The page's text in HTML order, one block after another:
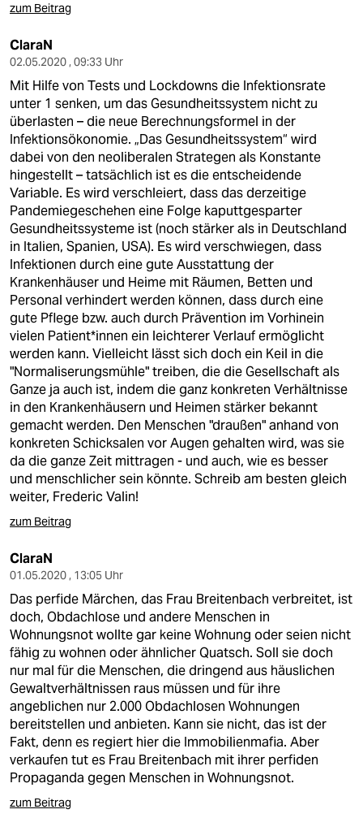
zum Beitrag
ClaraN
02.05.2020 , 09:33 Uhr
Mit Hilfe von Tests und Lockdowns die Infektionsrate
unter 1 senken, um das Gesundheitssystem nicht zu
überlasten – die neue Berechnungsformel in der
Infektionsökonomie. „Das Gesundheitssystem“ wird
dabei von den neoliberalen Strategen als Konstante
hingestellt – tatsächlich ist es die entscheidende
Variable. Es wird verschleiert, dass das derzeitige
Pandemiegeschehen eine Folge kaputtgesparter
Gesundheitssysteme ist (noch stärker als in Deutschland
in Italien, Spanien, USA). Es wird verschwiegen, dass
Infektionen durch eine gute Ausstattung der
Krankenhäuser und Heime mit Räumen, Betten und
Personal verhindert werden können, dass durch eine
gute Pflege bzw. auch durch Prävention im Vorhinein
vielen Patient*innen ein leichterer Verlauf ermöglicht
werden kann. Vielleicht lässt sich doch ein Keil in die
"Normaliserungsmühle" treiben, die die Gesellschaft als
Ganze ja auch ist, indem die ganz konkreten Verhältnisse
in den Krankenhäusern und Heimen stärker bekannt
gemacht werden. Den Menschen "draußen" anhand von
konkreten Schicksalen vor Augen gehalten wird, was sie
da die ganze Zeit mittragen - und auch, wie es besser
und menschlicher sein könnte. Schreib am besten gleich
weiter, Frederic Valin!
zum Beitrag
ClaraN
01.05.2020 , 13:05 Uhr
Das perfide Märchen, das Frau Breitenbach verbreitet, ist
doch, Obdachlose und andere Menschen in
Wohnungsnot wollte gar keine Wohnung oder seien nicht
fähig zu wohnen oder ähnlicher Quatsch. Soll sie doch
nur mal für die Menschen, die dringend aus häuslichen
Gewaltverhältnissen raus müssen und für ihre
angeblichen nur 2.000 Obdachlosen Wohnungen
bereitstellen und anbieten. Kann sie nicht, das ist der
Fakt, denn es regiert hier die Immobilienmafia. Aber
verkaufen tut es Frau Breitenbach mit ihrer perfiden
Propaganda gegen Menschen in Wohnungsnot.
zum Beitrag